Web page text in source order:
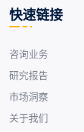
快速链接
咨询业务
研究报告
市场洞察
关于我们